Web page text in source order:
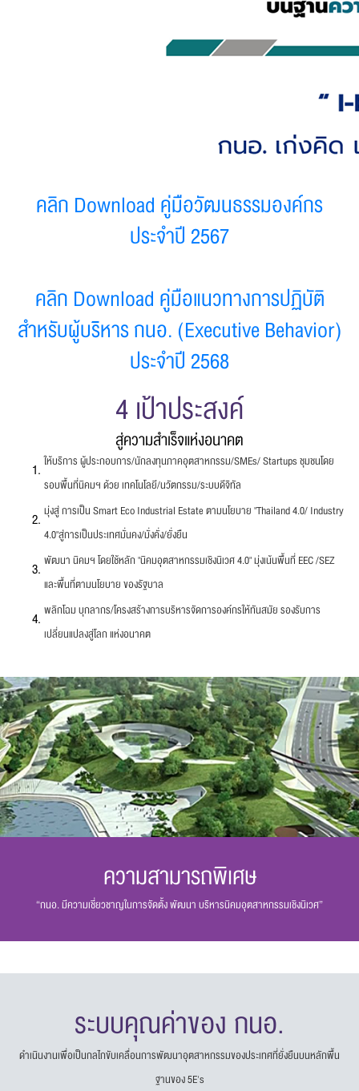
คลิก Download คู่มือวัฒนธรรมองค์กร
ประจำปี 2567
คลิก Download คู่มือแนวทางการปฏิบัติ
สำหรับผู้บริหาร กนอ. (Executive Behavior)
ประจำปี 2568
4 เป้าประสงค์
สู่ความสำเร็จแห่งอนาคต
ให้บริการ ผู้ประกอบการ/นักลงทุนภาคอุตสาหกรรม/SMEs/ Startups ชุมชนโดย
รอบพื้นที่นิคมฯ ด้วย เทคโนโลยี/นวัตกรรม/ระบบดีจิทัล
มุ่งสู่ การเป็น Smart Eco Industrial Estate ตามนโยบาย "Thailand 4.0/ Industry
4.0"สู่การเป็นประเทศมั่นคง/มั่งคั่ง/ยั่งยืน
พัฒนา นิคมฯ โดยใช้หลัก "นิคมอุตสาหกรรมเชิงนิเวศ 4.0" มุ่งเน้นพื้นที่ EEC /SEZ
และพื้นที่ตามนโยบาย ของรัฐบาล
พลิกโฉม บุกลากร/โครงสร้างการบริหารจัดการองค์กรให้ทันสมัย รองรับการ
เปลี่ยนแปลงสู่โลก แห่งอนาคต
ความสามารถพิเศษ
“กนอ. มีความเชี่ยวชาญในการจัดตั้ง พัฒนา บริหารนิคมอุตสาหกรรมเชิงนิเวศ”
ระบบคุณค่าของ กนอ.
ดำเนินงานเพื่อเป็นกลไกขับเคลื่อนการพัฒนาอุตสาหกรรมของประเทศที่ยั่งยืนบนหลักพื้น
ฐานของ 5E's